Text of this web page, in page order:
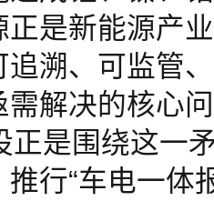
是新能源产
溯、可监管
需解决的核心
正是围绕这一
行“车电一体